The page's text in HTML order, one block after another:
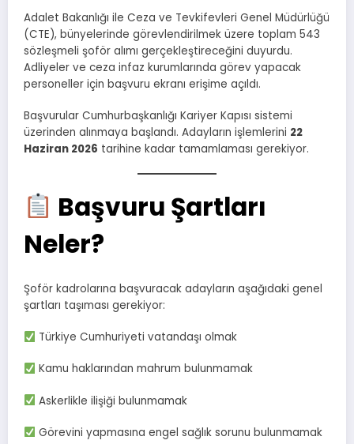
Adalet Bakanlığı ile Ceza ve Tevkifevleri Genel Müdürlüğü
(CTE), bünyelerinde görevlendirilmek üzere toplam 543
sözleşmeli şoför alımı gerçekleştireceğini duyurdu.
Adliyeler ve ceza infaz kurumlarında görev yapacak
personeller için başvuru ekranı erişime açıldı.
Başvurular Cumhurbaşkanlığı Kariyer Kapısı sistemi
üzerinden alınmaya başlandı. Adayların işlemlerini 22
Haziran 2026 tarihine kadar tamamlaması gerekiyor.
Başvuru Şartları
Neler?
Şoför kadrolarına başvuracak adayların aşağıdaki genel
şartları taşıması gerekiyor:
Türkiye Cumhuriyeti vatandaşı olmak
Kamu haklarından mahrum bulunmamak
Askerlikle ilişiği bulunmamak
Görevini yapmasına engel sağlık sorunu bulunmamak